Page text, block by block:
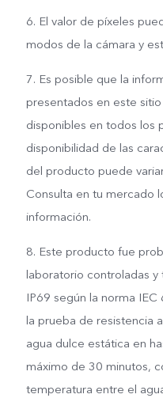
6. El valor de píxeles
modos de la cámara y
7. Es posible que la
presentados en este
disponibles en todos los
disponibilidad de las
del producto puede
Consulta en tu mercado
información.
8. Este producto fue
laboratorio controladas
IP69 según la norma
la prueba de resistencia
agua dulce estática en
máximo de 30 minutos,
temperatura entre el